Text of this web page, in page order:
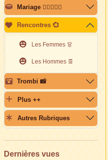
Mariage 👩🏽‍❤️‍👨🏽
Rencontres 💞
Les Femmes 👗
Les Hommes 👖
Trombi 📸
Plus ++
Autres Rubriques
Dernières vues